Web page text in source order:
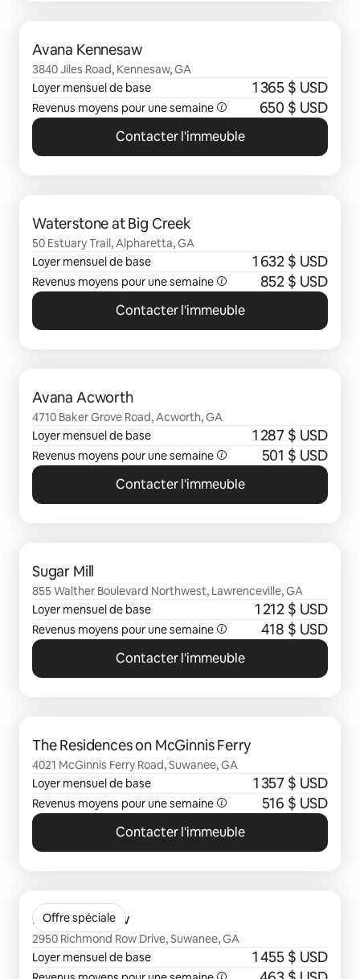
Avana Kennesaw
3840 Jiles Road, Kennesaw, GA
Loyer mensuel de base
1 365 $ USD
Revenus moyens pour une semaine 650 $ USD
Contacter l'immeuble
Waterstone at Big Creek
50 Estuary Trail, Alpharetta, GA
Loyer mensuel de base
1 632 $ USD
Revenus moyens pour une semaine 852 $ USD
Contacter l'immeuble
Avana Acworth
4710 Baker Grove Road, Acworth, GA
Loyer mensuel de base
1 287 $ USD
Revenus moyens pour une semaine 501 $ USD
Contacter l'immeuble
Sugar Mill
855 Walther Boulevard Northwest, Lawrenceville, GA
Loyer mensuel de base
1 212 $ USD
Revenus moyens pour une semaine 418 $ USD
Contacter l'immeuble
The Residences on McGinnis Ferry
4021 McGinnis Ferry Road, Suwanee, GA
Loyer mensuel de base
1 357 $ USD
Revenus moyens pour une semaine 516 $ USD
Contacter l'immeuble
Offre spéciale
Richmond Row
2950 Richmond Row Drive, Suwanee, GA
Loyer mensuel de base
1 455 $ USD